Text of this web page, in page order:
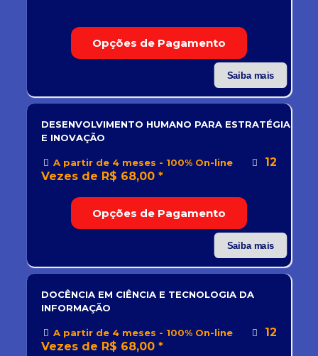
Opções de Pagamento
Saiba mais
Opções de Pagamento
Saiba mais
DESENVOLVIMENTO HUMANO PARA ESTRATÉGIA
E INOVAÇÃO
A partir de 4 meses - 100% On-line
12
Vezes de R$ 68,00 *
DOCÊNCIA EM CIÊNCIA E TECNOLOGIA DA
INFORMAÇÃO
A partir de 4 meses - 100% On-line
12
Vezes de R$ 68,00 *